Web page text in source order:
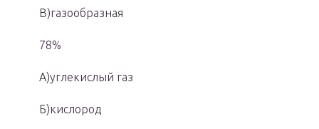
В)газообразная
78%
А)углекислый газ
Б)кислород